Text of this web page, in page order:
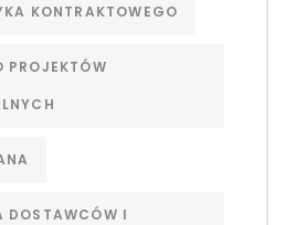
KONTRAKTOWEGO
PROJEKTÓW
DOSTAWCÓW I